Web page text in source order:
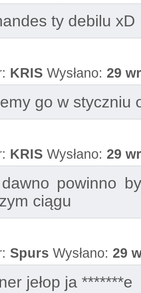
ty debilu xD
KRIS Wysłano: 29
go w styczniu
KRIS Wysłano: 29
powinno
ciągu
Spurs Wysłano: 29
jełop ja *******e